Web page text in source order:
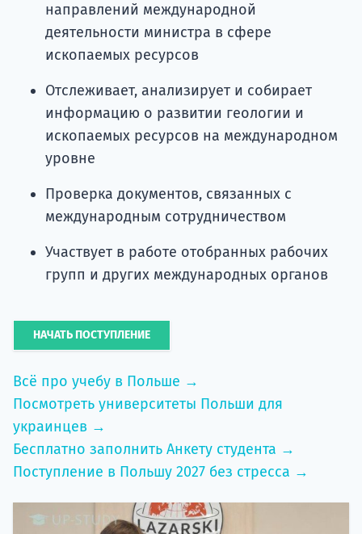
направлений международной
деятельности министра в сфере
ископаемых ресурсов
Отслеживает, анализирует и собирает
информацию о развитии геологии и
ископаемых ресурсов на международном
уровне
Проверка документов, связанных с
международным сотрудничеством
Участвует в работе отобранных рабочих
групп и других международных органов
НАЧАТЬ ПОСТУПЛЕНИЕ
Всё про учебу в Польше →
Посмотреть университеты Польши для
украинцев →
Бесплатно заполнить Анкету студента →
Поступление в Польшу 2027 без стресса →